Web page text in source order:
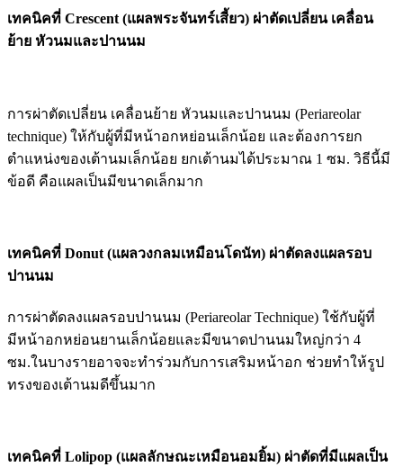
เทคนิคที่ Crescent (แผลพระจันทร์เสี้ยว) ผ่าตัดเปลี่ยน เคลื่อน
ย้าย หัวนมและปานนม
การผ่าตัดเปลี่ยน เคลื่อนย้าย หัวนมและปานนม (Periareolar
technique) ให้กับผู้ที่มีหน้าอกหย่อนเล็กน้อย และต้องการยก
ตำแหน่งของเต้านมเล็กน้อย ยกเต้านมได้ประมาณ 1 ซม. วิธีนี้มี
ข้อดี คือแผลเป็นมีขนาดเล็กมาก
เทคนิคที่ Donut (แผลวงกลมเหมือนโดนัท) ผ่าตัดลงแผลรอบ
ปานนม
การผ่าตัดลงแผลรอบปานนม (Periareolar Technique) ใช้กับผู้ที่
มีหน้าอกหย่อนยานเล็กน้อยและมีขนาดปานนมใหญ่กว่า 4
ซม.ในบางรายอาจจะทำร่วมกับการเสริมหน้าอก ช่วยทำให้รูป
ทรงของเต้านมดีขึ้นมาก
เทคนิคที่ Lolipop (แผลลักษณะเหมือนอมยิ้ม) ผ่าตัดที่มีแผลเป็น